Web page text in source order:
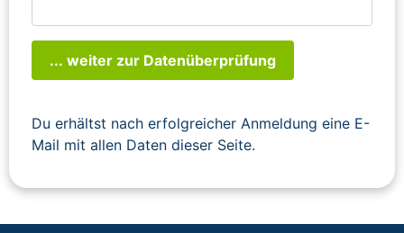
... weiter zur Datenüberprüfung
Du erhältst nach erfolgreicher Anmeldung eine E-
Mail mit allen Daten dieser Seite.